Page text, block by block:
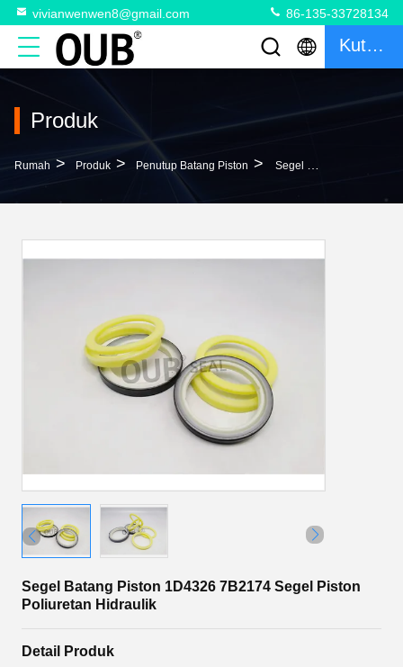
vivianwenwen8@gmail.com 86-135-33728134
Kutipan
Produk
Rumah > Produk > Penutup Batang Piston > Segel Batang Piston 1D4326 7B2174 Segel Piston Poliuretan Hidraulik
Segel Batang Piston 1D4326 7B2174 Segel Piston
Poliuretan Hidraulik
Detail Produk